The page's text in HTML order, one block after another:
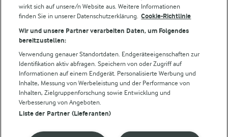
Folge uns!
Cookie Wahl wieder öffnen
wirkt sich auf unsere/n Website aus. Weitere Informationen
finden Sie in unserer Datenschutzerklärung. Cookie-Richtlinie
Wir und unsere Partner verarbeiten Daten, um Folgendes
bereitzustellen:
Verwendung genauer Standortdaten. Endgeräteeigenschaften zur
Identifikation aktiv abfragen. Speichern von oder Zugriff auf
Informationen auf einem Endgerät. Personalisierte Werbung und
Inhalte, Messung von Werbeleistung und der Performance von
Inhalten, Zielgruppenforschung sowie Entwicklung und
Verbesserung von Angeboten.
Liste der Partner (Lieferanten)